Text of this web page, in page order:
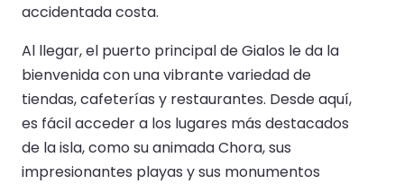
accidentada costa.
Al llegar, el puerto principal de Gialos le da la
bienvenida con una vibrante variedad de
tiendas, cafeterías y restaurantes. Desde aquí,
es fácil acceder a los lugares más destacados
de la isla, como su animada Chora, sus
impresionantes playas y sus monumentos